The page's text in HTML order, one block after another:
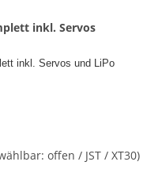
inkl. Servos
offen / JST / XT30)